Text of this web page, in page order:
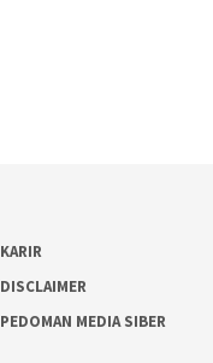
KARIR
DISCLAIMER
PEDOMAN MEDIA SIBER